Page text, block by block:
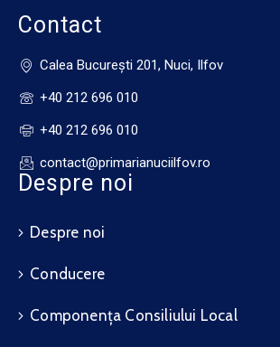
Contact
Calea Bucureşti 201, Nuci, Ilfov
+40 212 696 010
+40 212 696 010
contact@primarianuciilfov.ro
Despre noi
Despre noi
Conducere
Componența Consiliului Local